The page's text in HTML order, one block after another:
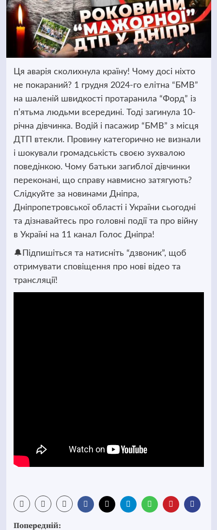
Ця аварія сколихнула країну! Чому досі ніхто
не покараний? 1 грудня 2024-го елітна “БМВ”
на шаленій швидкості протаранила “Форд” із
п’ятьма людьми всередині. Тоді загинула 10-
річна дівчинка. Водій і пасажир “БМВ” з місця
ДТП втекли. Провину категорично не визнали
і шокували громадськість своєю зухвалою
поведінкою. Чому батьки загиблої дівчинки
переконані, що справу навмисно затягують?
Слідкуйте за новинами Дніпра,
Дніпропетровської області і України сьогодні
та дізнавайтесь про головні події та про війну
в Україні на 11 канал Голос Дніпра!
🔔Підпишіться та натисніть “дзвоник”, щоб
отримувати сповіщення про нові відео та
трансляції!
Попередній: